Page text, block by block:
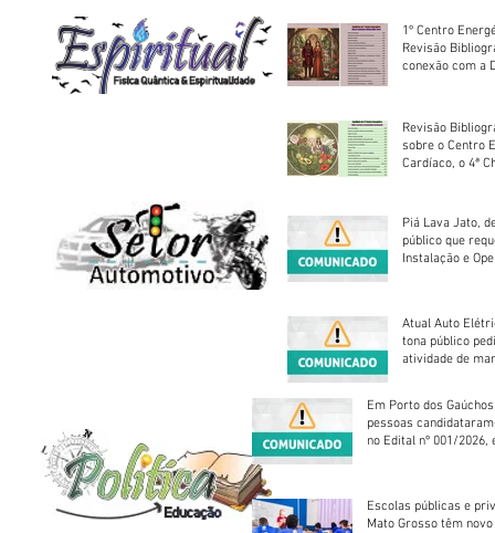
1º Centro
Revisão
conexão com a
Revisão
sobre o Centro
Cardíaco, o 4ª
Piá Lava Jato,
público que
Instalação e
Atual Auto
tona público
atividade de
Em Porto dos
pessoas
no Edital nº 001/2026,
Escolas públicas e
Mato Grosso têm